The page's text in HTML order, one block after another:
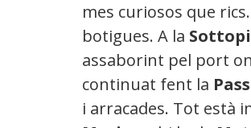
mes curiosos que
botigues. A la
assaborint pel port
continuat fent la
i arracades. Tot està